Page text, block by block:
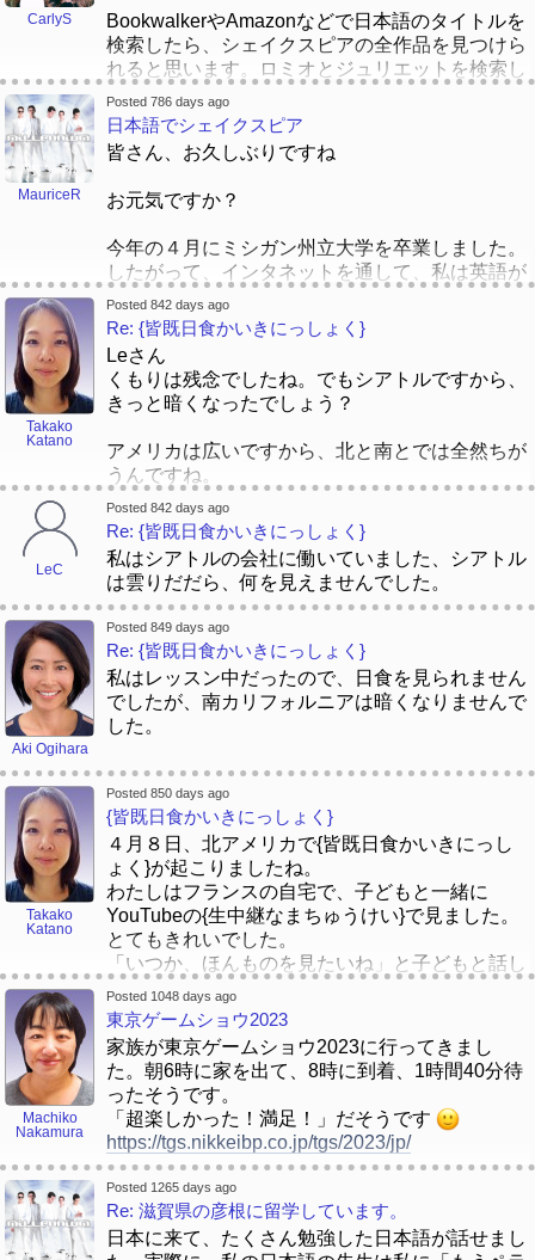
力試験」を受験して、合格します。私は翻訳者とか
解釈というキャリアの立場を就職活動をして、申し
込みます。でもさ、その立場だけじゃなくて、それ
ぞれの日本語がぺらぺらになった資格がある立場を
申し込みます。
[/color][/size][/font]
キャリア以外に、自分の希望は、バイリンガルの人
生を願っています。さらに、自分の日本の家族とア
メリカ人の家族と架け橋となりたいんです。
[/color]
さて、シェイクスピアは、英語でも日
本語でもちょっと読みにくいんですね。でも、先生
が読んだシェイクスピアの小説は何ですか？何冊シ
ェイクスピアの小説を読みましたか？はい、子供の
時以来、シェイクスピアに興味があります。シェイ
クスピアは独特だし、過去から現在まで関係がある
し、上品な英語らしいです。先生が子供の時に、
[/color] 頃大劇場に行った経験はどうでしたか？
[/color] [/font][/size] [/color] [/font][/size]
住の人はシェイクスピアのパフォーマンスが見ら
れます。最も知られているシェイクスピアについ
ての所は「グローブ座」です。[/color] [/font] [/font] [/font]
CarlyS
BookwalkerやAmazonなどで日本語のタイトルを
検索したら、シェイクスピアの全作品を見つけら
れると思います。ロミオとジュリエットを検索し
てみたらすぐ出ました
https://bookwalker.jp/de31c1a118-8ed1-4765-
82f3-1e17ff46f426/
あとは、もし舞台にも興味があれば、宝塚歌劇団
のシェイクスピア作品の動画をシェアします。
MauriceR
Posted 786 days ago
日本語でシェイクスピア
皆さん、お久しぶりですね
お元気ですか？
今年の４月にミシガン州立大学を卒業しました。
したがって、インタネットを通して、私は英語が
教える日本の会社に「ALT」という立場を申し込
みました。ちなみに、今週の木曜日に面接がある
はずです。頑張ります。さて、最近私はシェイク
スピアにますます興味を持ち始め、日本語に翻訳
されたシェイクスピアの物語を探そうとしていま
す。でも、全然見つかりません。
先生たち、
２つの質問があるんですが、１．日本に「シェイ
クスピア」についての物語が学べますか？
２。日本語に翻訳された本を読むために、
に翻訳されたシェイクスピアの物語が探せます
か？[/font][/color][/size]
[/font][/color]
[/size] よろしくお願いします、
[/color]
[/size]
[/color]
[/size]
Takako
Katano
Posted 842 days ago
Re: {皆既日食かいきにっしょく}
Leさん
くもりは残念でしたね。でもシアトルですから、
きっと暗くなったでしょう？
アメリカは広いですから、北と南とでは全然ちが
うんですね。
LeC
Posted 842 days ago
Re: {皆既日食かいきにっしょく}
私はシアトルの会社に働いていました、シアトル
は雲りだだら、何を見えませんでした。
Aki Ogihara
Posted 849 days ago
Re: {皆既日食かいきにっしょく}
私はレッスン中だったので、日食を見られません
でしたが、南カリフォルニアは暗くなりませんで
した。
Takako
Katano
Posted 850 days ago
{皆既日食かいきにっしょく}
４月８日、北アメリカで{皆既日食かいきにっし
ょく}が起こりましたね。
わたしはフランスの自宅で、子どもと一緒に
YouTubeの{生中継なまちゅうけい}で見ました。
とてもきれいでした。
「いつか、ほんものを見たいね」と子どもと話し
ました。
みなさんは、{日食にっしょく}を見ましたか。
Machiko
Nakamura
Posted 1048 days ago
東京ゲームショウ2023
家族が東京ゲームショウ2023に行ってきまし
た。朝6時に家を出て、8時に到着、1時間40分待
ったそうです。
「超楽しかった！満足！」だそうです
https://tgs.nikkeibp.co.jp/tgs/2023/jp/
Posted 1265 days ago
Re: 滋賀県の彦根に留学しています。
日本に来て、たくさん勉強した日本語が話せまし